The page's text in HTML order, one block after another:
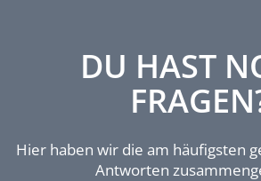
DU HAST
Hier haben wir die am häufigsten
Antworten